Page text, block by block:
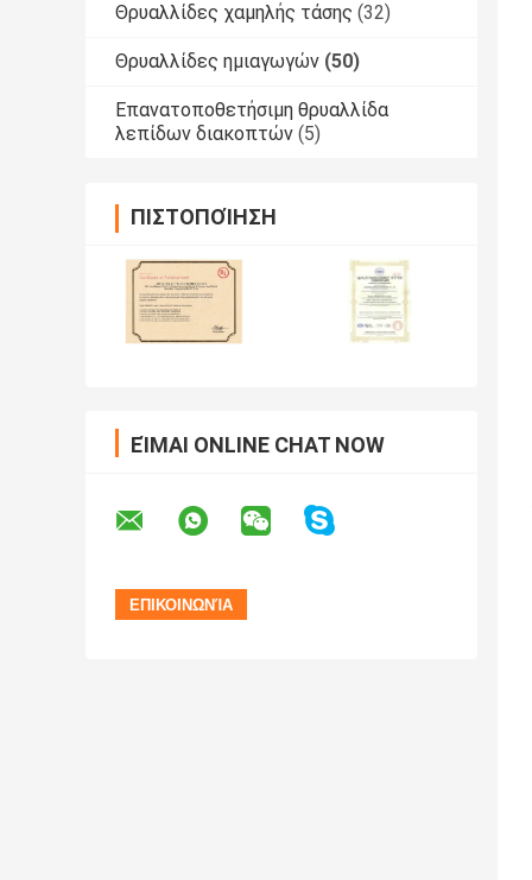
Θρυαλλίδες χαμηλής τάσης (32)
Θρυαλλίδες ημιαγωγών (50)
Επανατοποθετήσιμη θρυαλλίδα
λεπίδων διακοπτών (5)
ΠΙΣΤΟΠΟΊΗΣΗ
ΕΊΜΑΙ ONLINE CHAT NOW